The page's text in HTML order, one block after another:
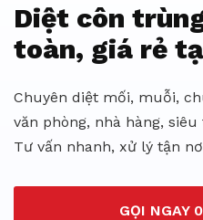
Diệt côn
toàn, giá rẻ
Chuyên diệt mối, muỗi,
văn phòng, nhà hàng,
Tư vấn nhanh, xử lý tận
GỌI NGAY